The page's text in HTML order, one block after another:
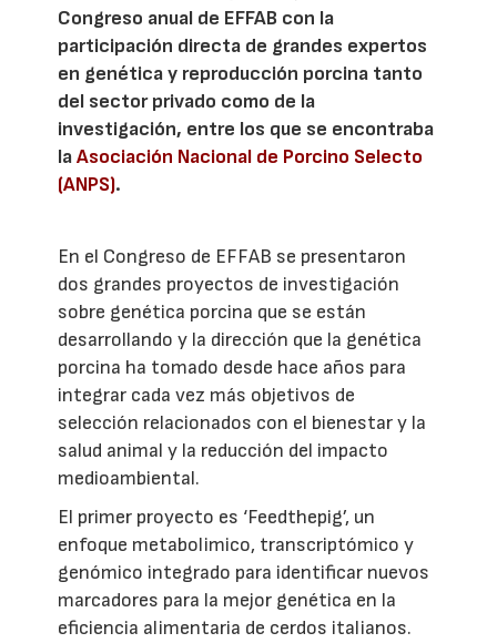
Congreso anual de EFFAB con la
participación directa de grandes expertos
en genética y reproducción porcina tanto
del sector privado como de la
investigación, entre los que se encontraba
laAsociación Nacional de Porcino Selecto
(ANPS).
En el Congreso de EFFAB se presentaron
dos grandes proyectos de investigación
sobre genética porcina que se están
desarrollando y la dirección que la genética
porcina ha tomado desde hace años para
integrar cada vez más objetivos de
selección relacionados con el bienestar y la
salud animal y la reducción del impacto
medioambiental.
El primer proyecto es ‘Feedthepig’, un
enfoque metabolimico, transcriptómico y
genómico integrado para identificar nuevos
marcadores para la mejor genética en la
eficiencia alimentaria de cerdos italianos.